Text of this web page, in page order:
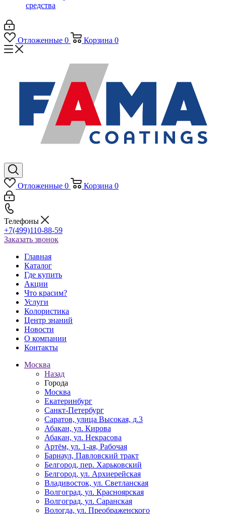
средства
Отложенные 0 Корзина 0
Отложенные 0 Корзина 0
Телефоны
+7(499)110-88-59
Заказать звонок
Главная
Каталог
Где купить
Акции
Что красим?
Услуги
Колористика
Центр знаний
Новости
О компании
Контакты
Москва
Назад
Города
Москва
Екатеринбург
Санкт-Петербург
Саратов, улица Высокая, д.3
Абакан, ул. Кирова
Абакан, ул. Некрасова
Артём, ул. 1-ая, Рабочая
Барнаул, Павловский тракт
Белгород, пер. Харьковский
Белгород, ул. Архиерейская
Владивосток, ул. Светланская
Волгоград, ул. Красноярская
Волгоград, ул. Саранская
Вологда, ул. Преображенского